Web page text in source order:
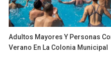
Adultos Mayores Y Personas
Verano En La Colonia Municipal